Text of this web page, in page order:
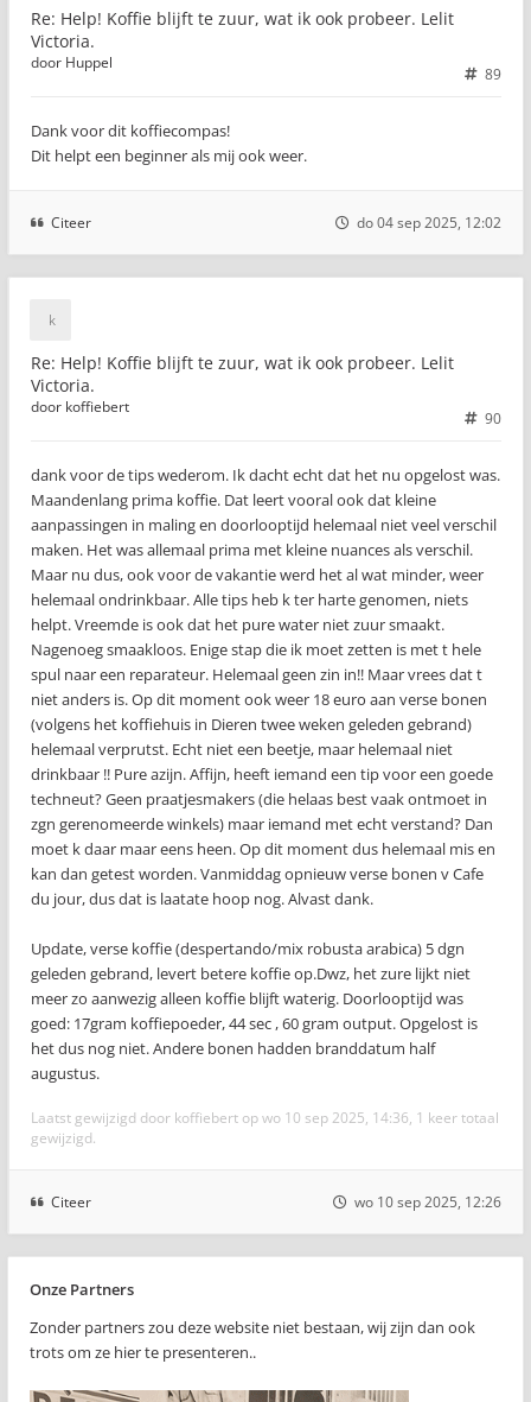
Re: Help! Koffie blijft te zuur, wat ik ook probeer. Lelit
Victoria.
89
door Huppel
Dank voor dit koffiecompas!
Dit helpt een beginner als mij ook weer.
Citeer do 04 sep 2025, 12:02
Re: Help! Koffie blijft te zuur, wat ik ook probeer. Lelit
Victoria.
90
door koffiebert
dank voor de tips wederom. Ik dacht echt dat het nu opgelost was.
Maandenlang prima koffie. Dat leert vooral ook dat kleine
aanpassingen in maling en doorlooptijd helemaal niet veel verschil
maken. Het was allemaal prima met kleine nuances als verschil.
Maar nu dus, ook voor de vakantie werd het al wat minder, weer
helemaal ondrinkbaar. Alle tips heb k ter harte genomen, niets
helpt. Vreemde is ook dat het pure water niet zuur smaakt.
Nagenoeg smaakloos. Enige stap die ik moet zetten is met t hele
spul naar een reparateur. Helemaal geen zin in!! Maar vrees dat t
niet anders is. Op dit moment ook weer 18 euro aan verse bonen
(volgens het koffiehuis in Dieren twee weken geleden gebrand)
helemaal verprutst. Echt niet een beetje, maar helemaal niet
drinkbaar !! Pure azijn. Affijn, heeft iemand een tip voor een goede
techneut? Geen praatjesmakers (die helaas best vaak ontmoet in
zgn gerenomeerde winkels) maar iemand met echt verstand? Dan
moet k daar maar eens heen. Op dit moment dus helemaal mis en
kan dan getest worden. Vanmiddag opnieuw verse bonen v Cafe
du jour, dus dat is laatate hoop nog. Alvast dank.
Update, verse koffie (despertando/mix robusta arabica) 5 dgn
geleden gebrand, levert betere koffie op.Dwz, het zure lijkt niet
meer zo aanwezig alleen koffie blijft waterig. Doorlooptijd was
goed: 17gram koffiepoeder, 44 sec , 60 gram output. Opgelost is
het dus nog niet. Andere bonen hadden branddatum half
augustus.
Laatst gewijzigd door koffiebert op wo 10 sep 2025, 14:36, 1 keer totaal
gewijzigd.
Citeer wo 10 sep 2025, 12:26
Onze Partners
Zonder partners zou deze website niet bestaan, wij zijn dan ook
trots om ze hier te presenteren..